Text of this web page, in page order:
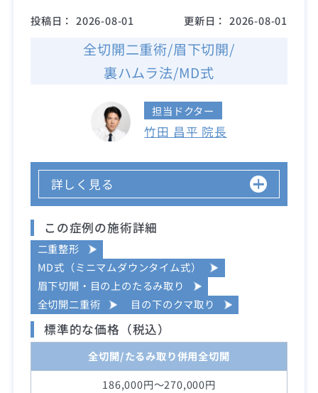
投稿日： 2026-08-01 更新日： 2026-08-01
全切開二重術/眉下切開/
裏ハムラ法/MD式
担当ドクター
竹田 昌平 院長
詳しく見る
この症例の施術詳細
二重整形
MD式（ミニマムダウンタイム式）
眉下切開・目の上のたるみ取り
全切開二重術
目の下のクマ取り
標準的な価格（税込）
全切開/たるみ取り併用全切開
186,000円～270,000円